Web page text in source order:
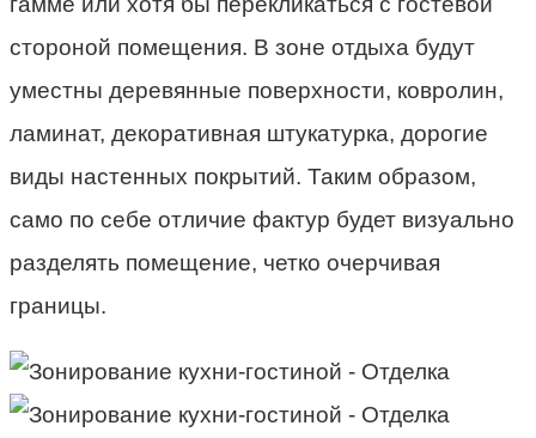
стороной помещения. В зоне отдыха будут
уместны деревянные поверхности, ковролин,
ламинат, декоративная штукатурка, дорогие
виды настенных покрытий. Таким образом,
само по себе отличие фактур будет визуально
разделять помещение, четко очерчивая
границы.